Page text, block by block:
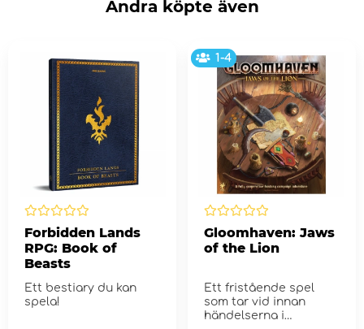
Andra köpte även
Forbidden Lands
RPG: Book of
Beasts
Ett bestiary du kan
spela!
1-4
Gloomhaven: Jaws
of the Lion
Ett fristående spel
som tar vid innan
händelserna i